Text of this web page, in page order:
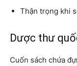
Thận trọng khi
Dược thư
Cuốn sách chứa